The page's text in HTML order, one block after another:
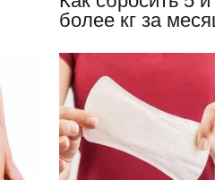
более кг за
беременности и
родов